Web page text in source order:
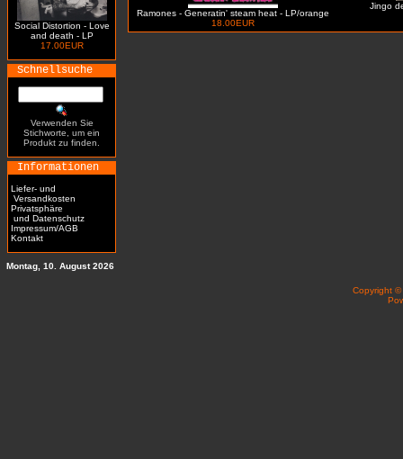
Social Distortion - Love
and death - LP
17.00EUR
Schnellsuche
Verwenden Sie
Stichworte, um ein
Produkt zu finden.
Informationen
Liefer- und
Versandkosten
Privatsphäre
und Datenschutz
Impressum/AGB
Kontakt
Ramones - Generatin' steam heat - LP/orange
18.00EUR
Jingo
Montag, 10. August 2026
Copyright